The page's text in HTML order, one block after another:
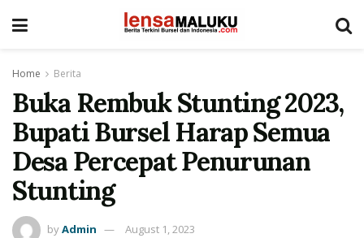
Home Berita
Buka Rembuk Stunting 2023,
Bupati Bursel Harap Semua
Desa Percepat Penurunan
Stunting
byAdmin August 1, 2023